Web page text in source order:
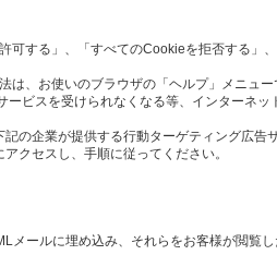
する」、「すべてのCookieを拒否する」
、お使いのブラウザの「ヘルプ」メニュー
ビスを受けられなくなる等、インターネ
の企業が提供する行動ターゲティング広告
クセスし、手順に従ってください。
ールに埋め込み、それらをお客様が閲覧